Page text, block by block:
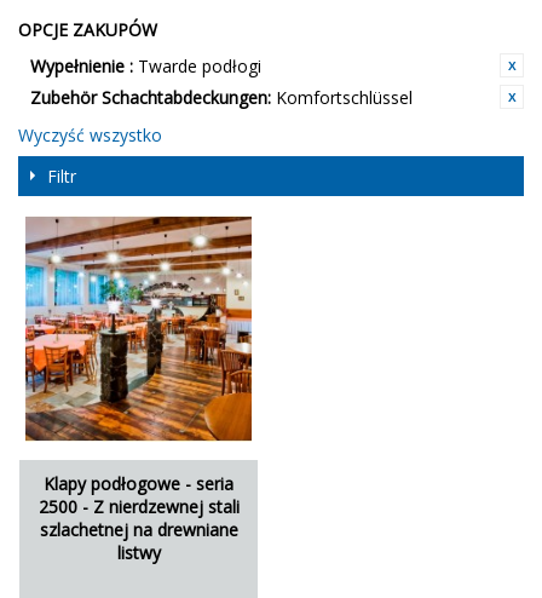
OPCJE ZAKUPÓW
Wypełnienie : Twarde podłogi
Zubehör Schachtabdeckungen: Komfortschlüssel
Wyczyść wszystko
Filtr
Klapy podłogowe - seria
2500 - Z nierdzewnej stali
szlachetnej na drewniane
listwy